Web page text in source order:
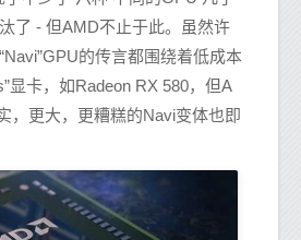
了 - 但AMD不止于此。虽然许
的传言都围绕着低成本
显卡，如Radeon RX 580，但A
，更大，更糟糕的Navi变体也即